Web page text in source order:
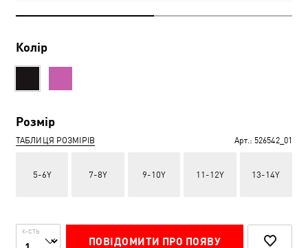
Колір
Розмір
ТАБЛИЦЯ РОЗМІРІВ Арт.: 526542_01
5-6Y 7-8Y 9-10Y 11-12Y 13-14Y
К-СТЬ
ПОВІДОМИТИ ПРО ПОЯВУ